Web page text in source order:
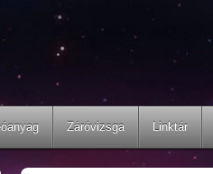
Záróvizsga Linktár